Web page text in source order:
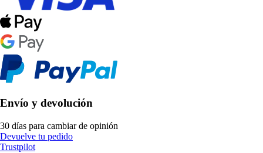
Envío y devolución
30 días para cambiar de opinión
Devuelve tu pedido
Trustpilot